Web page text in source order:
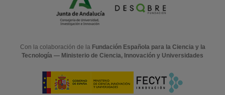
Con la colaboración de la Fundación Española para la Ciencia y la
Tecnología — Ministerio de Ciencia, Innovación y Universidades